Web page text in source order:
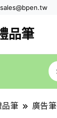
sales@bpen.tw
品筆
品筆 廣告